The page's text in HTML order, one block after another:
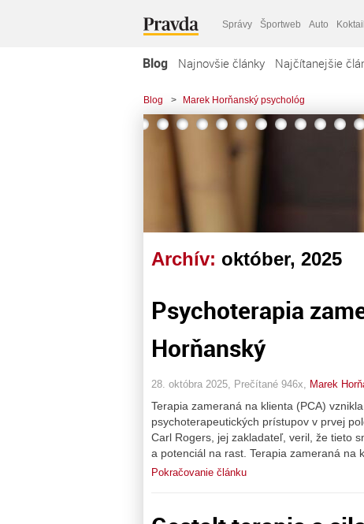
Správy Športweb Auto Koktail
Blog Najnovšie články Najčítanejšie
Blog > Marek Horňanský psychológ
Archív: október, 2025
Psychoterapia
Horňanský
28. októbra 2025, Prečítané 946x, Marek
Terapia zameraná na klienta (PCA)
psychoterapeutických prístupov v prvej
Carl Rogers, jej zakladateľ, veril, že tieto
a potenciál na rast. Terapia zameraná
Pokračovanie článku